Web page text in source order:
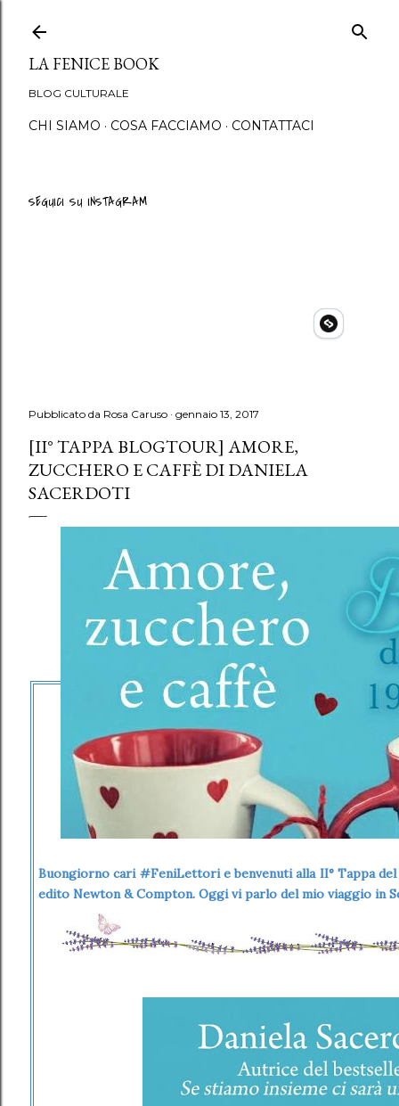
Passa ai contenuti
LA FENICE BOOK
BLOG CULTURALE
CHI SIAMO COSA FACCIAMO CONTATTACI
SEGUICI SU INSTAGRAM
Pubblicato da Rosa Caruso gennaio 13, 2017
[II° TAPPA BLOGTOUR] AMORE,
ZUCCHERO E CAFFÈ DI DANIELA
SACERDOTI
Buongiorno cari #FeniLettori e benvenuti alla II° Tappa
edito Newton & Compton. Oggi vi parlo del mio viaggio in